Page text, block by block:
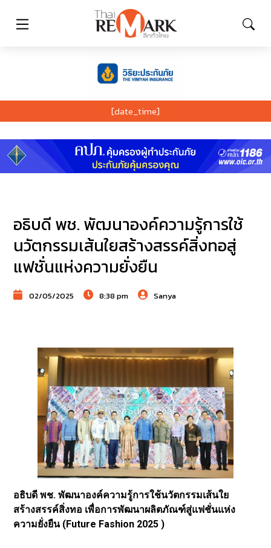
[date_time]
อธิบดี พช. พัฒนาองค์ความรู้การใช้
นวัตกรรมเส้นใยสร้างสรรค์สิ่งทอสู่
แฟชั่นแห่งความยั่งยืน
02/05/2025 8:38 pm Sanya
อธิบดี พช. พัฒนาองค์ความรู้การใช้นวัตกรรมเส้นใย
สร้างสรรค์สิ่งทอ เพื่อการพัฒนาผลิตภัณฑ์สู่แฟชั่นแห่ง
ความยั่งยืน (Future Fashion 2025 )